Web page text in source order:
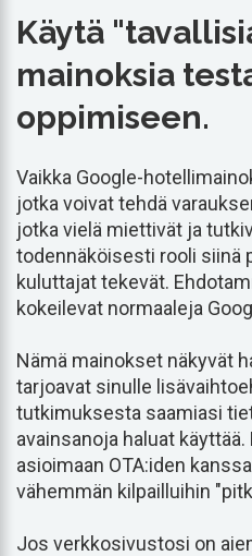
Käytä
mainoksia
oppimiseen.
Vaikka Google-
jotka voivat tehdä
jotka vielä miettivät ja
todennäköisesti rooli siinä
kuluttajat tekevät.
kokeilevat normaaleja
Nämä mainokset näkyvät
tarjoavat sinulle
tutkimuksesta saamiasi
avainsanoja haluat
asioimaan OTA:iden
vähemmän kilpailluihin
Jos verkkosivustosi on